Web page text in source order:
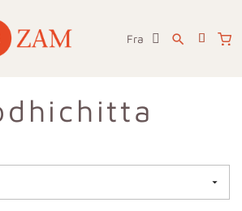
Fra search
